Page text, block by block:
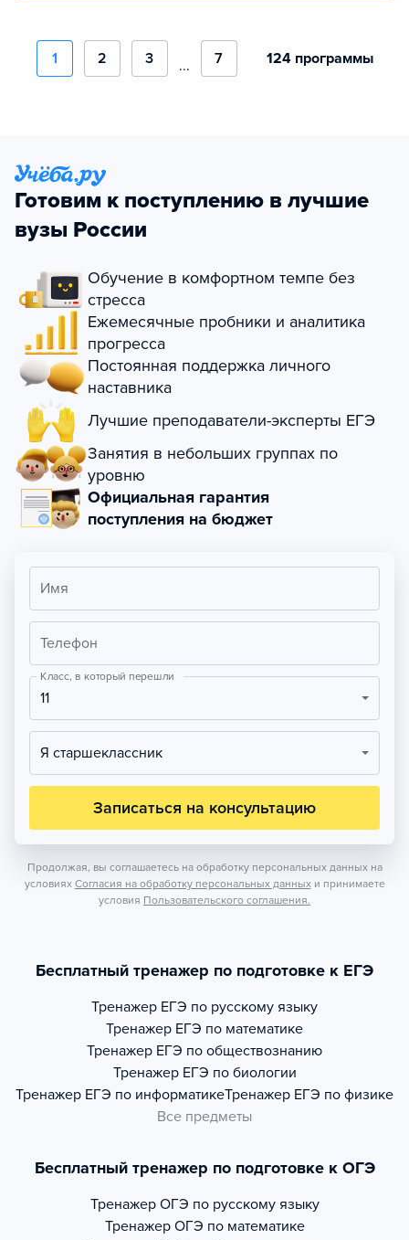
1 2 3 ... 7 124 программы
Готовим к поступлению в лучшие
вузы России
Обучение в комфортном темпе без
стресса
Ежемесячные пробники и аналитика
прогресса
Постоянная поддержка личного
наставника
Лучшие преподаватели-эксперты ЕГЭ
Занятия в небольших группах по
уровню
Официальная гарантия
поступления на бюджет
Имя
Телефон
Класс, в который перешли
11
Я старшеклассник
Записаться на консультацию
Продолжая, вы соглашаетесь на обработку персональных данных на
условиях Согласия на обработку персональных данных и принимаете
условия Пользовательского соглашения.
Бесплатный тренажер по подготовке к ЕГЭ
Тренажер ЕГЭ по русскому языку
Тренажер ЕГЭ по математике
Тренажер ЕГЭ по обществознанию
Тренажер ЕГЭ по биологии
Тренажер ЕГЭ по информатикеТренажер ЕГЭ по физике
Все предметы
Бесплатный тренажер по подготовке к ОГЭ
Тренажер ОГЭ по русскому языку
Тренажер ОГЭ по математике